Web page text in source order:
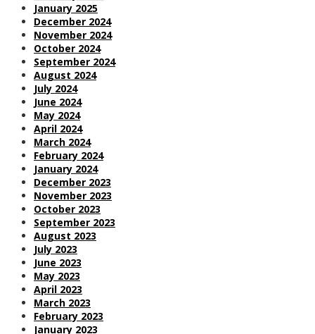
January 2025
December 2024
November 2024
October 2024
September 2024
August 2024
July 2024
June 2024
May 2024
April 2024
March 2024
February 2024
January 2024
December 2023
November 2023
October 2023
September 2023
August 2023
July 2023
June 2023
May 2023
April 2023
March 2023
February 2023
January 2023